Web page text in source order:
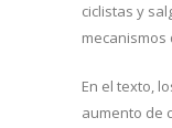
ciclistas y
mecanismos
En el texto,
aumento de